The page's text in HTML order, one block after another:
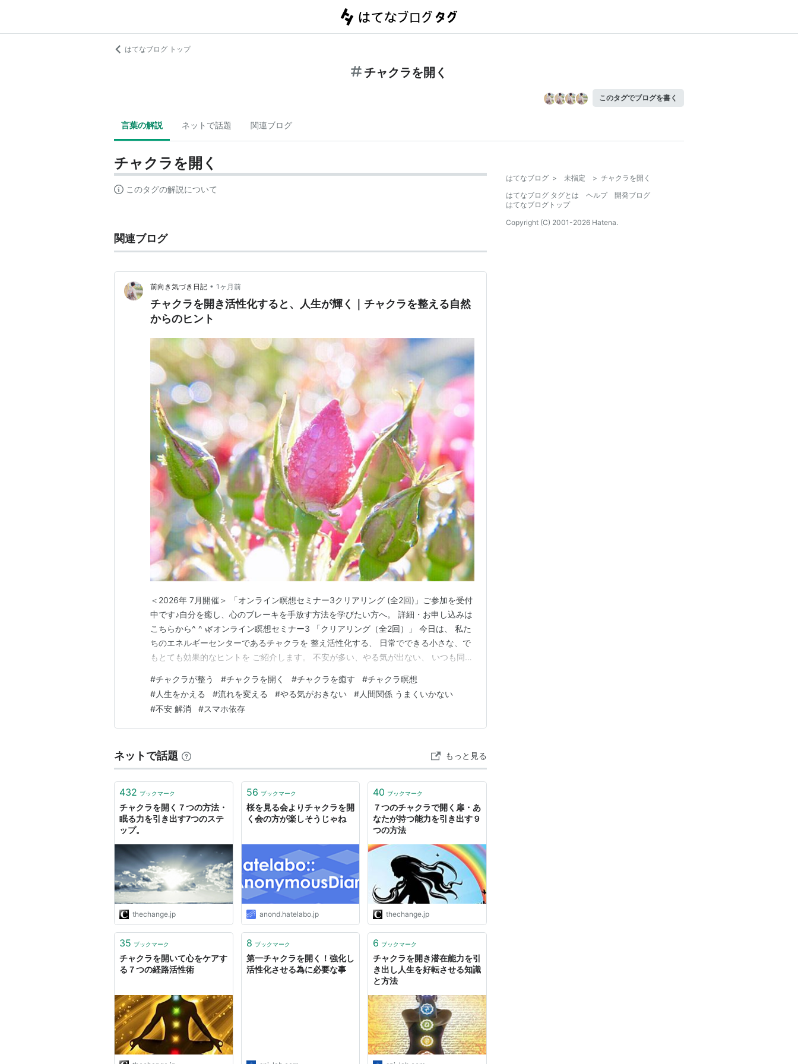
はてなブログ トップ
チャクラを開く
このタグでブログを書く
言葉の解説 ネットで話題 関連ブログ
チャクラを開く
このタグの解説について
関連ブログ
前向き気づき日記 • 1ヶ月前
チャクラを開き活性化すると、人生が輝く｜チャクラを整える自然
からのヒント
＜2026年 7月開催＞ 「オンライン瞑想セミナー3クリアリング (全2回)」ご参加を受付
中です♪自分を癒し、心のブレーキを手放す方法を学びたい方へ。 詳細・お申し込みは
こちらから^ ^ 🌿オンライン瞑想セミナー3 「クリアリング（全2回）」 今日は、 私た
ちのエネルギーセンターであるチャクラを 整え活性化する、 日常でできる小さな、で
もとても効果的なヒントを ご紹介します。 不安が多い、やる気が出ない、 いつも同じ
の役割の共通点 太陽とチャクラのつながり 自然が発する色のパワー チャクラが活性化
すると感じる変…
#チャクラが整う #チャクラを開く #チャクラを癒す #チャクラ瞑想
#人生をかえる #流れを変える #やる気がおきない #人間関係 うまくいかない
#不安 解消 #スマホ依存
ネットで話題 もっと見る
432 ブックマーク
チャクラを開く７つの方法・
眠る力を引き出す7つのステ
ップ。
thechange.jp
56 ブックマーク
桜を見る会よりチャクラを開
く会の方が楽しそうじゃね
anond.hatelabo.jp
40 ブックマーク
７つのチャクラで開く扉・あ
なたが持つ能力を引き出す９
つの方法
thechange.jp
35 ブックマーク
チャクラを開いて心をケアす
る７つの経路活性術
8 ブックマーク
第一チャクラを開く！強化し
活性化させる為に必要な事
6 ブックマーク
チャクラを開き潜在能力を引
き出し人生を好転させる知識
と方法
はてなブログ > 未指定 > チャクラを開く
はてなブログ タグとは
ヘルプ
開発ブログ
はてなブログトップ
Copyright (C) 2001-2026 Hatena.